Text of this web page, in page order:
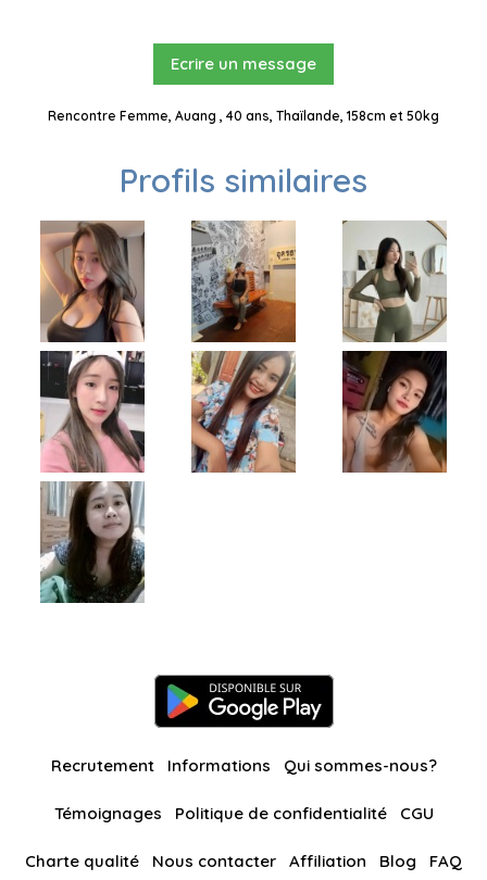
Ecrire un message
Rencontre Femme, Auang , 40 ans, Thaïlande, 158cm et 50kg
Profils similaires
Recrutement Informations Qui sommes-nous?
Témoignages Politique de confidentialité CGU
Charte qualité Nous contacter Affiliation Blog FAQ